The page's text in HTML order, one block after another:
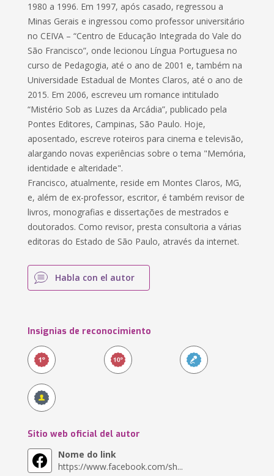
1980 a 1996. Em 1997, após casado, regressou a
Minas Gerais e ingressou como professor universitário
no CEIVA – “Centro de Educação Integrada do Vale do
São Francisco”, onde lecionou Língua Portuguesa no
curso de Pedagogia, até o ano de 2001 e, também na
Universidade Estadual de Montes Claros, até o ano de
2015. Em 2006, escreveu um romance intitulado
“Mistério Sob as Luzes da Arcádia”, publicado pela
Pontes Editores, Campinas, São Paulo. Hoje,
aposentado, escreve roteiros para cinema e televisão,
alargando novas experiências sobre o tema "Memória,
identidade e alteridade".
Francisco, atualmente, reside em Montes Claros, MG,
e, além de ex-professor, escritor, é também revisor de
livros, monografias e dissertações de mestrados e
doutorados. Como revisor, presta consultoria a várias
editoras do Estado de São Paulo, através da internet.
Habla con el autor
Insignias de reconocimiento
Sitio web oficial del autor
Nome do link
https://www.facebook.com/sh...